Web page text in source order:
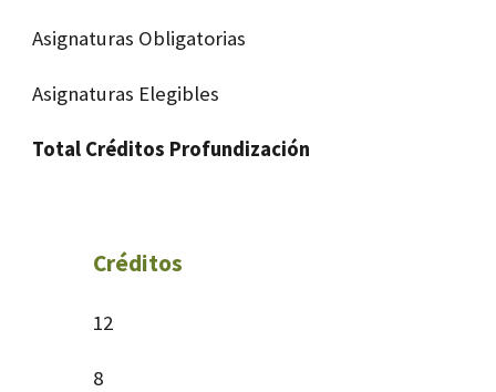
Asignaturas Obligatorias
Asignaturas Elegibles
Total Créditos Profundización
Créditos
12
8